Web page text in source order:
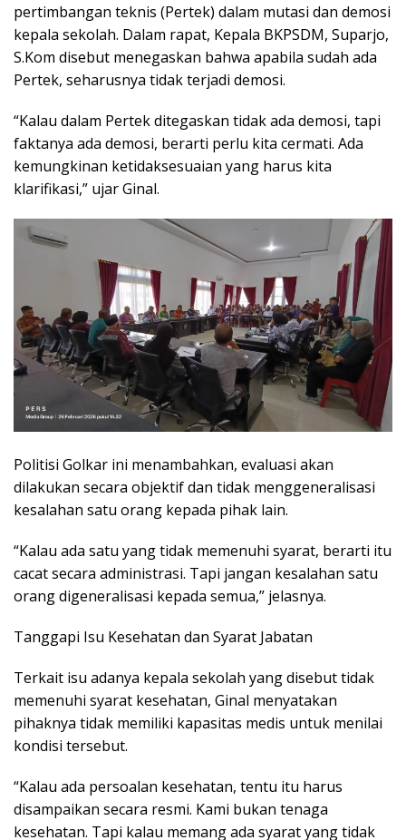
pertimbangan teknis (Pertek) dalam mutasi dan demosi
kepala sekolah. Dalam rapat, Kepala BKPSDM, Suparjo,
S.Kom disebut menegaskan bahwa apabila sudah ada
Pertek, seharusnya tidak terjadi demosi.
“Kalau dalam Pertek ditegaskan tidak ada demosi, tapi
faktanya ada demosi, berarti perlu kita cermati. Ada
kemungkinan ketidaksesuaian yang harus kita
klarifikasi,” ujar Ginal.
Politisi Golkar ini menambahkan, evaluasi akan
dilakukan secara objektif dan tidak menggeneralisasi
kesalahan satu orang kepada pihak lain.
“Kalau ada satu yang tidak memenuhi syarat, berarti itu
cacat secara administrasi. Tapi jangan kesalahan satu
orang digeneralisasi kepada semua,” jelasnya.
Tanggapi Isu Kesehatan dan Syarat Jabatan
Terkait isu adanya kepala sekolah yang disebut tidak
memenuhi syarat kesehatan, Ginal menyatakan
pihaknya tidak memiliki kapasitas medis untuk menilai
kondisi tersebut.
“Kalau ada persoalan kesehatan, tentu itu harus
disampaikan secara resmi. Kami bukan tenaga
kesehatan. Tapi kalau memang ada syarat yang tidak